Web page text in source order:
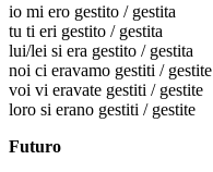
io mi ero gestito / gestita
tu ti eri gestito / gestita
lui/lei si era gestito / gestita
noi ci eravamo gestiti / gestite
voi vi eravate gestiti / gestite
loro si erano gestiti / gestite
Futuro